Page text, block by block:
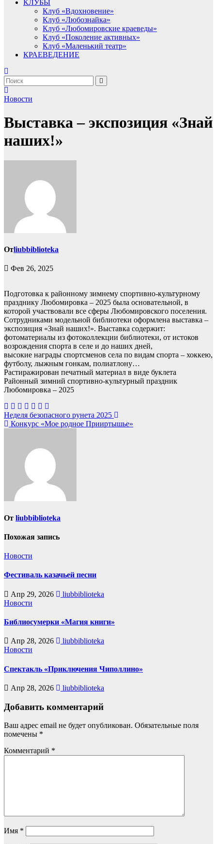
КЛУБЫ
Клуб «Вдохновение»
Клуб «Любознайка»
Клуб «Любомировские краеведы»
Клуб «Поколение активных»
Клуб «Маленький театр»
КРАЕВЕДЕНИЕ
Новости
Выставка – экспозиция «Знай
наших!»
Отliubbiblioteka
Фев 26, 2025
Подготовка к районному зимнему спортивно-культурному
празднику Любомировка – 2025 была основательной, в
которой участвовали все сферы Любомировского поселения.
Сотрудниками модельной библиотеки оформлена выставка –
экспозиция «Знай наших!». Выставка содержит:
фотоматериалы из фотоколлекции библиотеки, от истоков
возрождения спорта в селе и до наших дней,
высокие награды спортсменов села по видам спорта – хоккею,
футболу, лыжным гонкам, полиатлону…
Растиражирован печатный материал в виде буклета
Районный зимний спортивно-культурный праздник
Любомировка – 2025
Навигация
по
Неделя безопасного рунета 2025
Конкурс «Мое родное Прииртышье»
От liubbiblioteka
Похожая запись
Новости
Фестиваль казачьей песни
Апр 29, 2026
liubbiblioteka
Новости
Библиосумерки «Магия книги»
Апр 28, 2026
liubbiblioteka
Новости
Спектакль «Приключения Чиполлино»
Апр 28, 2026 liubbiblioteka
Добавить комментарий
Ваш адрес email не будет опубликован. Обязательные поля
помечены *
Комментарий *
Имя *